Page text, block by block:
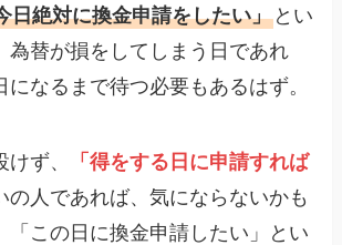
日絶対に換金申請をしたい」 とい
為替が損をしてしまう日であれ
になるまで待つ必要もあるはず。
ず、
「得をする日に申請すれば
の人であれば、気にならないかも
「この日に換金申請したい」とい